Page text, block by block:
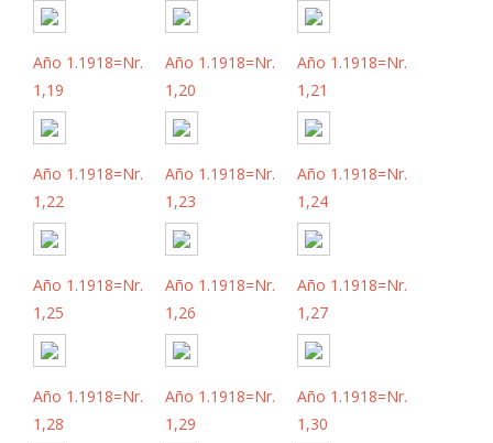
Año 1.1918=Nr.
1,19
Año 1.1918=Nr.
1,20
Año 1.1918=Nr.
1,21
Año 1.1918=Nr.
1,22
Año 1.1918=Nr.
1,23
Año 1.1918=Nr.
1,24
Año 1.1918=Nr.
1,25
Año 1.1918=Nr.
1,26
Año 1.1918=Nr.
1,27
Año 1.1918=Nr.
1,28
Año 1.1918=Nr.
1,29
Año 1.1918=Nr.
1,30